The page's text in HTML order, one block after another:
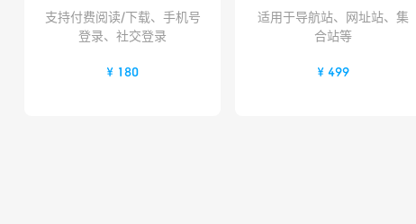
支持付费阅读/下载、手机号
登录、社交登录
¥ 180
适用于导航站、网址站、集
合站等
¥ 499